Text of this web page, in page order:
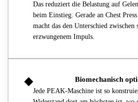
Das reduziert die Belastung auf
beim Einstieg. Gerade an Chest
macht das den Unterschied zwischen
erzwungenem Impuls.
◆ Biomechanisch
Jede PEAK-Maschine ist so